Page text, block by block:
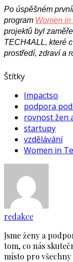
Po úspěšném
program Women in
projektů byl
TECH4ALL, které
prostředí, zdraví a
Štítky
Impactso
podpora
rovnost žen
startupy
vzdělávání
Women in
redakce
Jsme ženy a
tom, co nás
místo pro